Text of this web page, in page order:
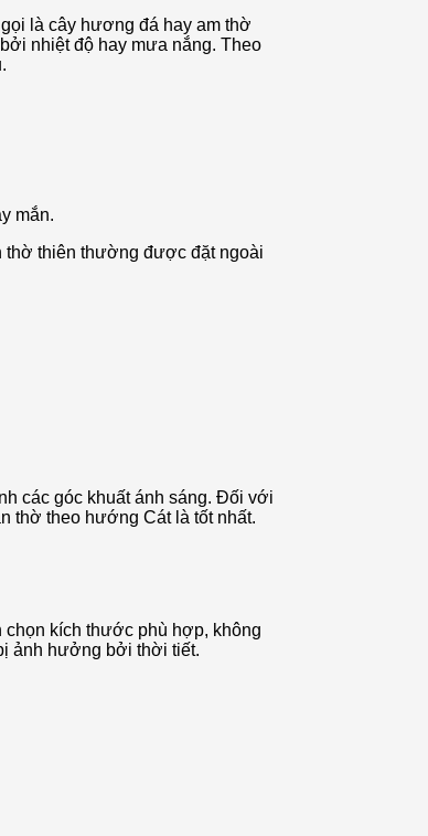
là cây hương đá hay am thờ
nhiệt độ hay mưa nắng. Theo
mắn.
thờ thiên thường được đặt ngoài
các góc khuất ánh sáng. Đối với
thờ theo hướng Cát là tốt nhất.
kích thước phù hợp, không
ảnh hưởng bởi thời tiết.